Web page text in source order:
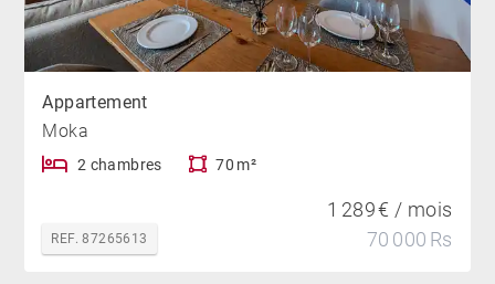
Appartement
Moka
2 chambres 70 m²
REF. 87265613
1 289 € / mois
70 000 Rs